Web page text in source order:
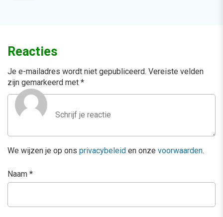
Reacties
Je e-mailadres wordt niet gepubliceerd. Vereiste velden
zijn gemarkeerd met *
We wijzen je op ons privacybeleid en onze voorwaarden.
Naam *